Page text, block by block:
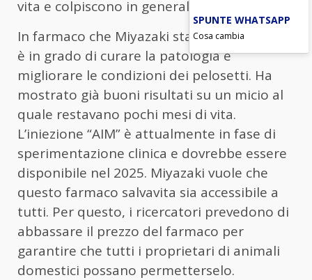
vita e colpiscono in generale 1 gatto su 3.
In farmaco che Miyazaki sta sperimentando
è in grado di curare la patologia e
migliorare le condizioni dei pelosetti. Ha
mostrato già buoni risultati su un micio al
quale restavano pochi mesi di vita.
L’iniezione “AIM” è attualmente in fase di
sperimentazione clinica e dovrebbe essere
disponibile nel 2025. Miyazaki vuole che
questo farmaco salvavita sia accessibile a
tutti. Per questo, i ricercatori prevedono di
abbassare il prezzo del farmaco per
garantire che tutti i proprietari di animali
domestici possano permetterselo.
SPUNTE WHATSAPP
Cosa cambia